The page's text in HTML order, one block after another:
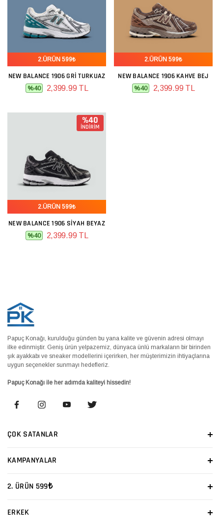
2.ÜRÜN 599₺
NEW BALANCE 1906 GRI TURKUAZ
%40 2,399.99 TL
2.ÜRÜN 599₺
NEW BALANCE 1906 KAHVE BEJ
%40 2,399.99 TL
%40
İNDİRİM
2.ÜRÜN 599₺
NEW BALANCE 1906 SIYAH BEYAZ
%40 2,399.99 TL
Papuç Konağı, kurulduğu günden bu yana kalite ve güvenin adresi olmayı
ilke edinmiştir. Geniş ürün yelpazemiz, dünyaca ünlü markaların bir birinden
şık ayakkabı ve sneaker modellerini içerirken, her müşterimizin ihtiyaçlarına
uygun seçenekler sunmayı hedefleriz.
Papuç Konağı ile her adımda kaliteyi hissedin!
ÇOK SATANLAR
KAMPANYALAR
2. ÜRÜN 599₺
ERKEK